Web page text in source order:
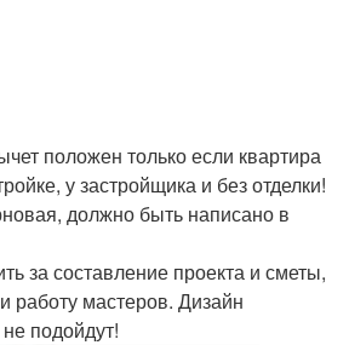
положен только если квартира
у застройщика и без отделки!
должно быть написано в
за составление проекта и сметы,
работу мастеров. Дизайн
подойдут!